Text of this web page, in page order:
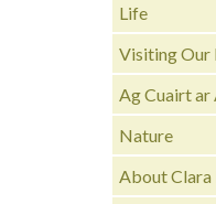
Life
Visiting Our
Ag Cuairt
Nature
About Clara